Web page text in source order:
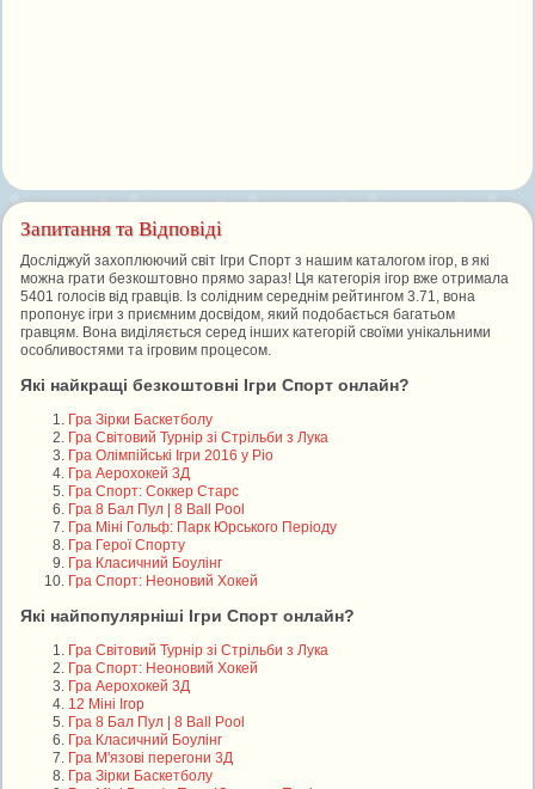
Запитання та Відповіді
Досліджуй захоплюючий світ Ігри Спорт з нашим каталогом ігор, в які
можна грати безкоштовно прямо зараз! Ця категорія ігор вже отримала
5401 голосів від гравців. Із солідним середнім рейтингом 3.71, вона
пропонує ігри з приємним досвідом, який подобається багатьом
гравцям. Вона виділяється серед інших категорій своїми унікальними
особливостями та ігровим процесом.
Які найкращі безкоштовні Ігри Спорт онлайн?
Гра Зірки Баскетболу
Гра Світовий Турнір зі Стрільби з Лука
Гра Олімпійські Ігри 2016 у Ріо
Гра Аерохокей 3Д
Гра Спорт: Соккер Старс
Гра 8 Бал Пул | 8 Ball Pool
Гра Міні Гольф: Парк Юрського Періоду
Гра Герої Спорту
Гра Класичний Боулінг
Гра Спорт: Неоновий Хокей
Які найпопулярніші Ігри Спорт онлайн?
Гра Світовий Турнір зі Стрільби з Лука
Гра Спорт: Неоновий Хокей
Гра Аерохокей 3Д
12 Міні Ігор
Гра 8 Бал Пул | 8 Ball Pool
Гра Класичний Боулінг
Гра М'язові перегони 3Д
Гра Зірки Баскетболу